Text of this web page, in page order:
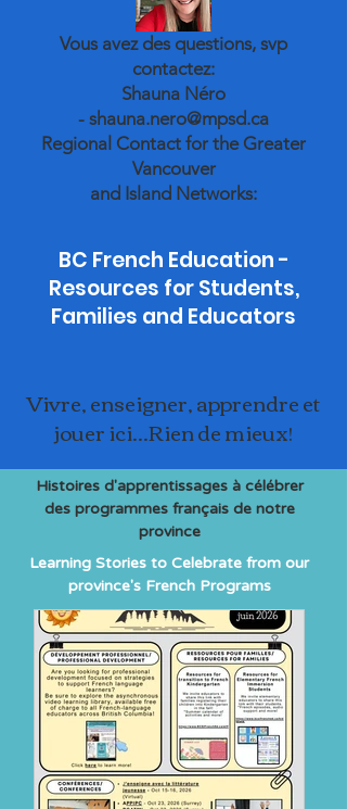
Vous avez des questions, svp
contactez:
Shauna Néro
- shauna.nero@mpsd.ca
Regional Contact for the Greater
Vancouver
and Island Networks:
BC French Education -
Resources for Students,
Families and Educators
Vivre, enseigner, apprendre et
jouer ici...Rien de mieux!
Histoires d'apprentissages à célébrer
des programmes français de notre
province
Learning Stories to Celebrate from our
province's French Programs